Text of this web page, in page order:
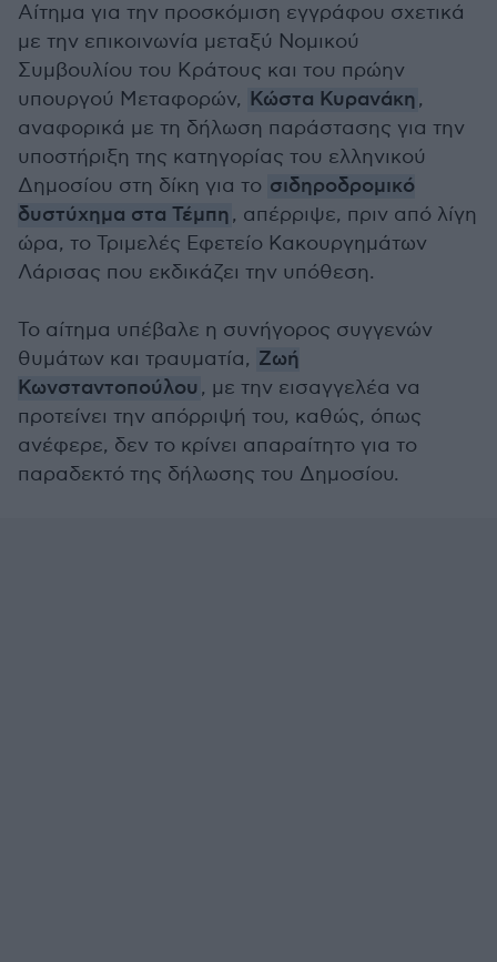
Αίτημα για την προσκόμιση εγγράφου σχετικά
με την επικοινωνία μεταξύ Νομικού
Συμβουλίου του Κράτους και του πρώην
υπουργού Μεταφορών, Κώστα Κυρανάκη,
αναφορικά με τη δήλωση παράστασης για την
υποστήριξη της κατηγορίας του ελληνικού
Δημοσίου στη δίκη για το σιδηροδρομικό
δυστύχημα στα Τέμπη, απέρριψε, πριν από λίγη
ώρα, το Τριμελές Εφετείο Κακουργημάτων
Λάρισας που εκδικάζει την υπόθεση.
Το αίτημα υπέβαλε η συνήγορος συγγενών
θυμάτων και τραυματία, Ζωή
Κωνσταντοπούλου , με την εισαγγελέα να
προτείνει την απόρριψή του, καθώς, όπως
ανέφερε, δεν το κρίνει απαραίτητο για το
παραδεκτό της δήλωσης του Δημοσίου.